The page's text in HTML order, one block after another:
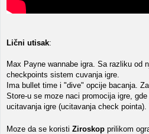
Lični utisak:
Max Payne wannabe igra. Sa razliku od
checkpoints sistem cuvanja igre.
Ima bullet time i "dive" opcije bacanja.
Store-u se moze naci promocija igre,
ucitavanja igre (ucitavanja check pointa).
Moze da se koristi Ziroskop prilikom